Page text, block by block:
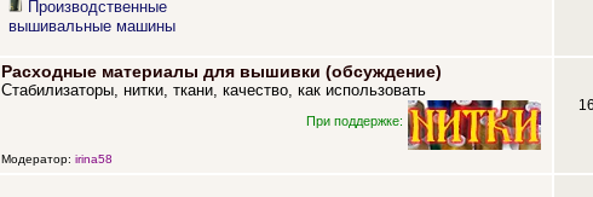
Производственные
вышивальные машины
Расходные материалы для вышивки (обсуждение)
Стабилизаторы, нитки, ткани, качество, как использовать
При поддержке:
Модератор: irina58